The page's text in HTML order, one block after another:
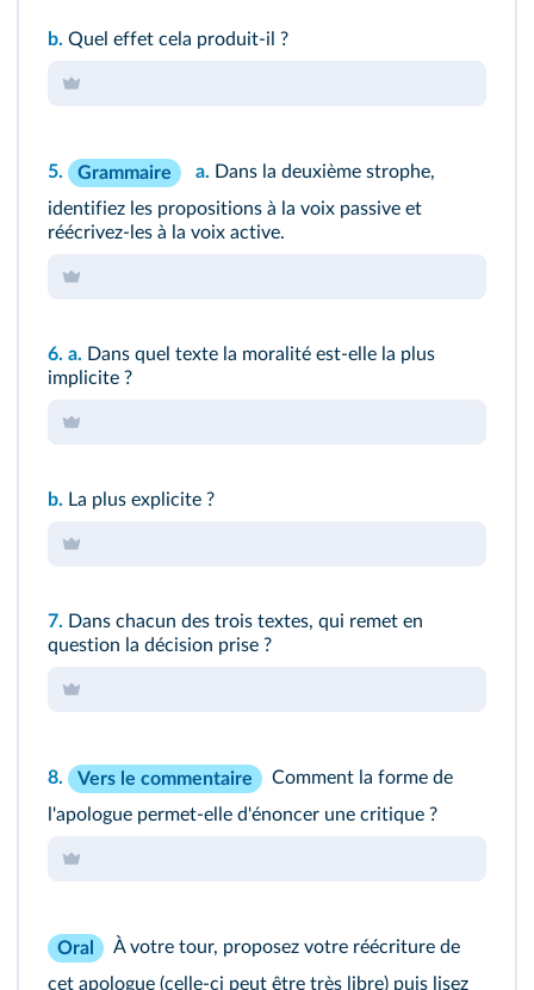
b. Quel effet cela produit-il ?
5. Grammaire a. Dans la deuxième strophe,
identifiez les propositions à la voix passive et
réécrivez-les à la voix active.
6. a. Dans quel texte la moralité est-elle la plus
implicite ?
b. La plus explicite ?
7. Dans chacun des trois textes, qui remet en
question la décision prise ?
8. Vers le commentaire
Comment la forme de
l'apologue permet-elle d'énoncer une critique ?
Oral
À votre tour, proposez votre réécriture de
cet apologue (celle-ci peut être très libre) puis lisez